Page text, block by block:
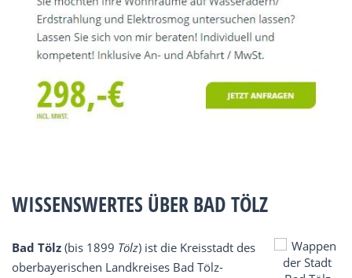
WISSENSWERTES ÜBER BAD TÖLZ
Bad Tölz (bis 1899 Tölz) ist die Kreisstadt des
oberbayerischen Landkreises Bad Tölz-